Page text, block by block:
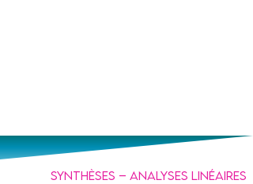
Synthèses – analyses linéaires